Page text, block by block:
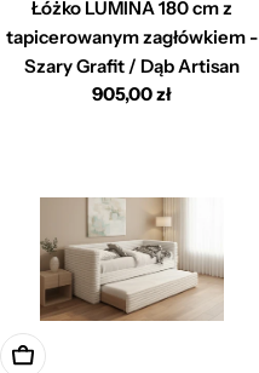
Łóżko LUMINA 180 cm z
tapicerowanym zagłówkiem -
Szary Grafit / Dąb Artisan
Cena
905,00 zł
Dodaj do koszyka